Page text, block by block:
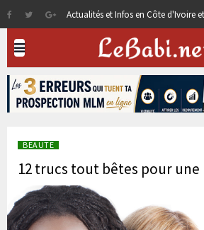
Actualités et Infos en Côte d'Ivoire
BEAUTE
12 trucs tout bêtes pour une